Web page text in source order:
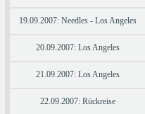
19.09.2007: Needles - Los Angeles
20.09.2007: Los Angeles
21.09.2007: Los Angeles
22.09.2007: Rückreise